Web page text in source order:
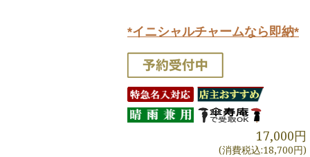
*イニシャルチャームなら即納*
17,000円
(消費税込:18,700円)